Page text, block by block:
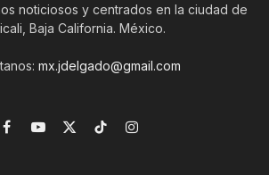
noticiosos y centrados en la ciudad de
Baja California. México.
mx.jdelgado@gmail.com
Facebook
YouTube
X
TikTokInstagram